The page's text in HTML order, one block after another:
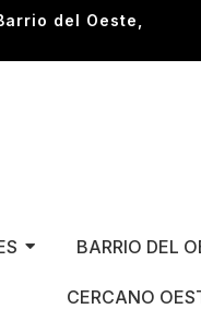
del Oeste,
BARRIO DEL
CERCANO